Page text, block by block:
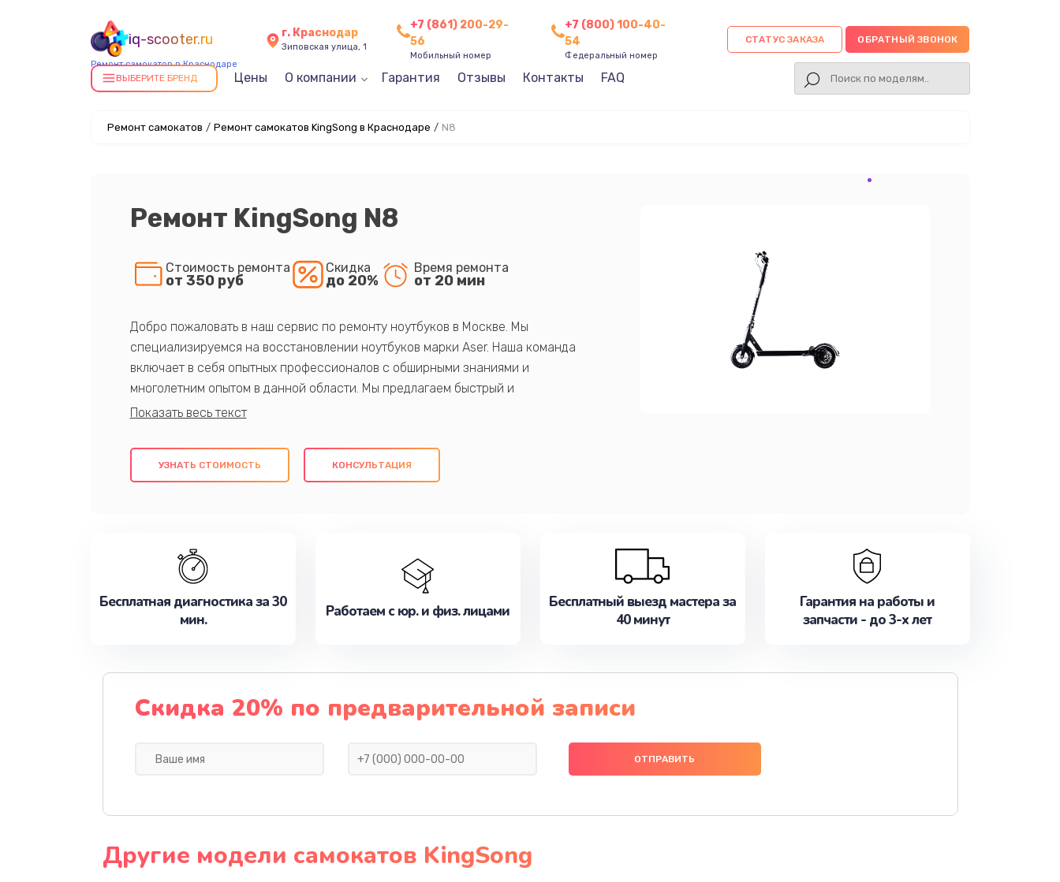
iq-scooter.ru
Ремонт самокатов в Краснодаре
г. Краснодар
Зиповская улица, 1
+7 (861) 200-29-
56
Мобильный номер
+7 (800) 100-40-
54
Федеральный номер
СТАТУС ЗАКАЗА ОБРАТНЫЙ ЗВОНОК
ВЫБЕРИТЕ БРЕНД Цены О компании Гарантия Отзывы Контакты FAQ
Ремонт самокатов / Ремонт самокатов KingSong в Краснодаре / N8
Ремонт KingSong N8
Стоимость ремонта
от 350 руб
Скидка
до 20%
Время ремонта
от 20 мин
Добро пожаловать в наш сервис по ремонту ноутбуков в Москве. Мы
специализируемся на восстановлении ноутбуков марки Aser. Наша команда
включает в себя опытных профессионалов с обширными знаниями и
многолетним опытом в данной области. Мы предлагаем быстрый и
качественный ремонт с использованием оригинальных компонентов, а также
клиентам надежное и профессиональное обслуживание, удовлетворяя их
потребности наилучшим образом. Не медлите записаться на ремонт уже
УЗНАТЬ СТОИМОСТЬ КОНСУЛЬТАЦИЯ
Бесплатная диагностика за 30
мин.
Работаем с юр. и физ. лицами
Бесплатный выезд мастера за
40 минут
Гарантия на работы и
запчасти - до 3-х лет
Скидка 20% по предварительной записи
Другие модели самокатов KingSong